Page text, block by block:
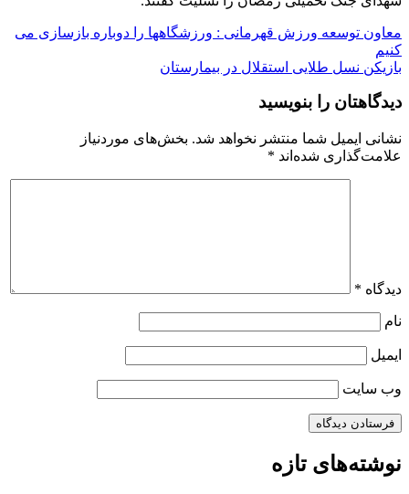
راهبری
نوشته
معاون توسعه ورزش قهرمانی : ورزشگاهها را دوباره بازسازی می
کنیم
بازیکن نسل طلایی استقلال در بیمارستان
دیدگاهتان را بنویسید
نشانی ایمیل شما منتشر نخواهد شد. بخش‌های موردنیاز
علامت‌گذاری شده‌اند *
دیدگاه *
نام
ایمیل
وب‌ سایت
نوشته‌های تازه